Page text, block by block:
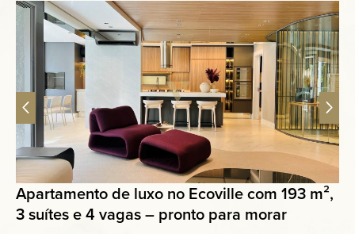
Apartamento de luxo no Ecoville com 193 m²,
3 suítes e 4 vagas – pronto para morar